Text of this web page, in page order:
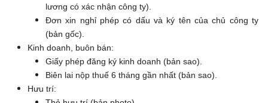
lương có xác nhận công ty).
Đơn xin nghỉ phép có dấu và ký tên của chủ công ty
(bản gốc).
Kinh doanh, buôn bán:
Giấy phép đăng ký kinh doanh (bản sao).
Biên lai nộp thuế 6 tháng gần nhất (bản sao).
Hưu trí: